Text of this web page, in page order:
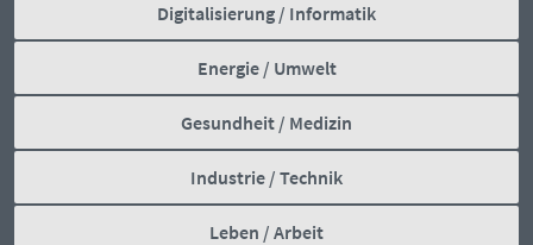
Digitalisierung / Informatik
Energie / Umwelt
Gesundheit / Medizin
Industrie / Technik
Leben / Arbeit